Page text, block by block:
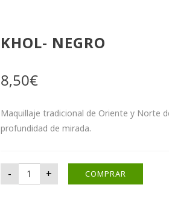
KHOL- NEGRO
8,50€
Maquillaje tradicional de Oriente y Norte
profundidad de mirada.
-
KHOL- NEGRO cantidad
+ COMPRAR